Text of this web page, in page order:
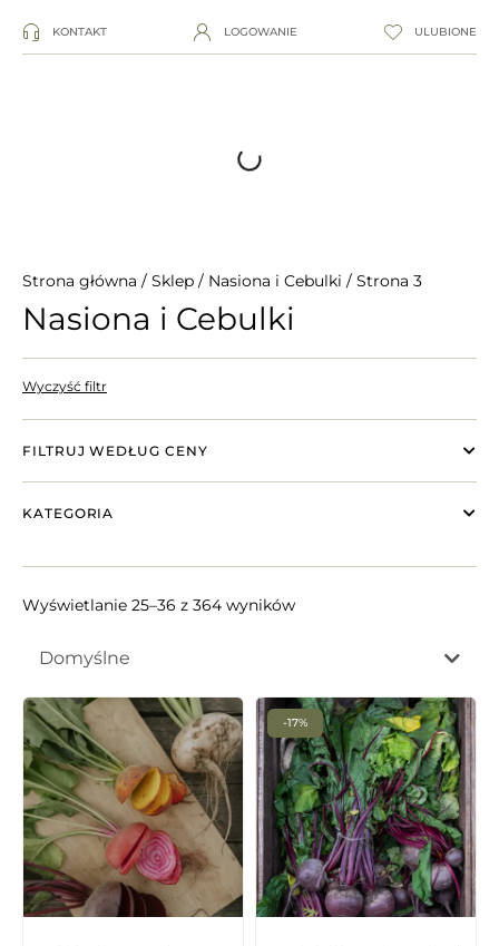
KONTAKT LOGOWANIE ULUBIONE
Strona główna / Sklep / Nasiona i Cebulki / Strona 3
Nasiona i Cebulki
Wyczyść filtr
FILTRUJ WEDŁUG CENY
KATEGORIA
Wyświetlanie 25–36 z 364 wyników
Domyślne
-17%